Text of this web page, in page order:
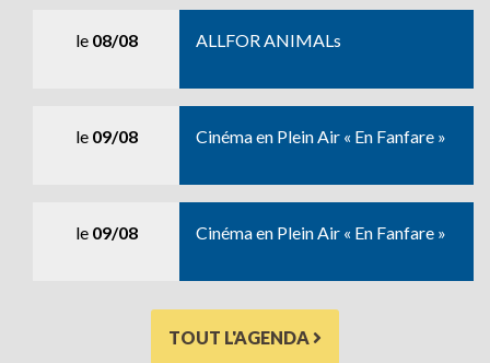
le 08/08 ALLFOR ANIMALs
le 09/08 Cinéma en Plein Air « En Fanfare »
le 09/08 Cinéma en Plein Air « En Fanfare »
TOUT L'AGENDA